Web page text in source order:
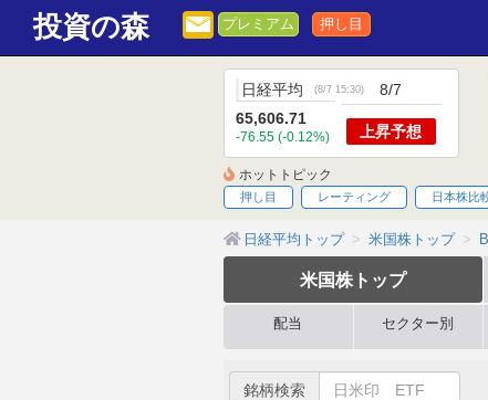
投資の森 プレミアム 押し目
日経平均 (8/7 15:30)
65,606.71
-76.55 (-0.12%)
8/7
上昇予想
ホットトピック
押し目 レーティング 日本株比
日経平均トップ 米国株トップ
米国株 トップ
配当 セクター別
銘柄検索